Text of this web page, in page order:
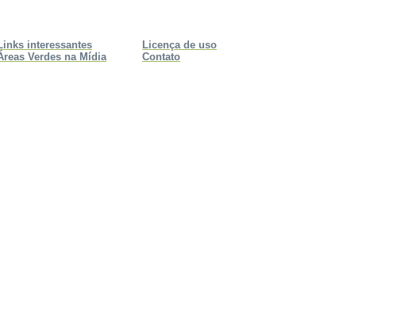
Licença de uso
Contato
interessantes
Verdes na Mídia